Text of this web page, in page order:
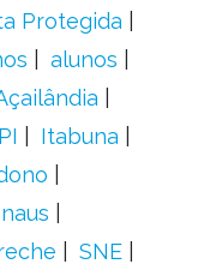
Protegida
alunos
Itabuna
SNE